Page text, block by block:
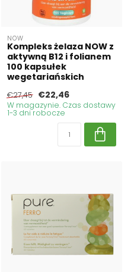
NOW
Kompleks żelaza NOW z
aktywną B12 i folianem
100 kapsułek
wegetariańskich
€27,45 €22,46
W magazynie. Czas dostawy
1-3 dni robocze